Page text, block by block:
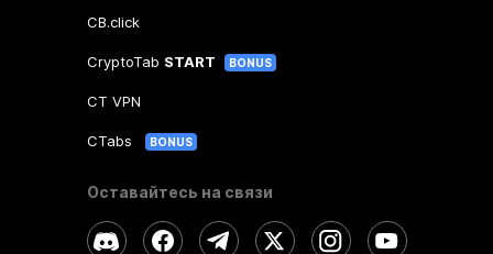
CB.click
CryptoTab START BONUS
CT VPN
CTabs BONUS
Оставайтесь на связи